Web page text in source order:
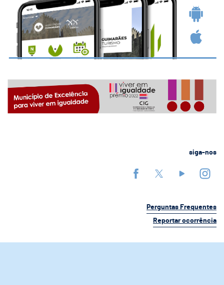
siga-nos
Perguntas Frequentes
Reportar ocorrência